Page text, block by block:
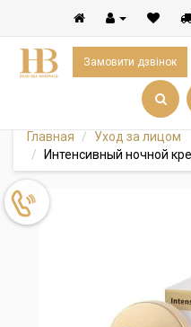
Замовити дзвінок
Главная
Уход за лицом
Интенсивный ночной